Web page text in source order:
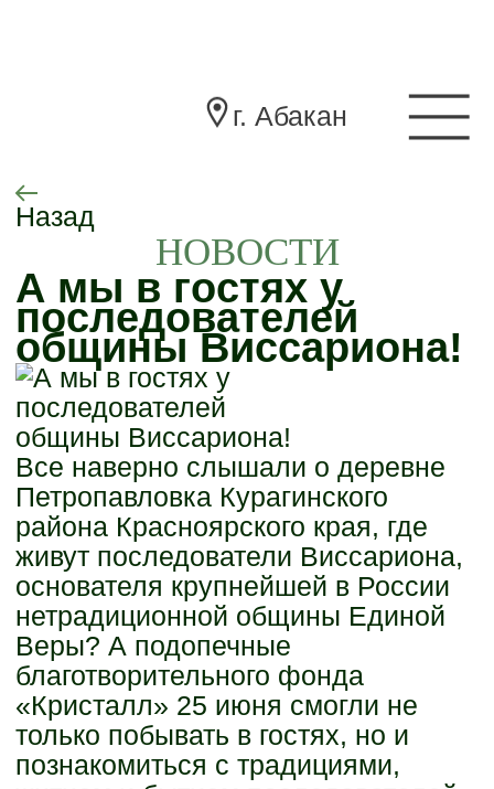
г. Абакан
Назад
НОВОСТИ
А мы в гостях у
последователей
общины Виссариона!
Все наверно слышали о деревне
Петропавловка Курагинского
района Красноярского края, где
живут последователи Виссариона,
основателя крупнейшей в России
нетрадиционной общины Единой
Веры? А подопечные
благотворительного фонда
«Кристалл» 25 июня смогли не
только побывать в гостях, но и
познакомиться с традициями,